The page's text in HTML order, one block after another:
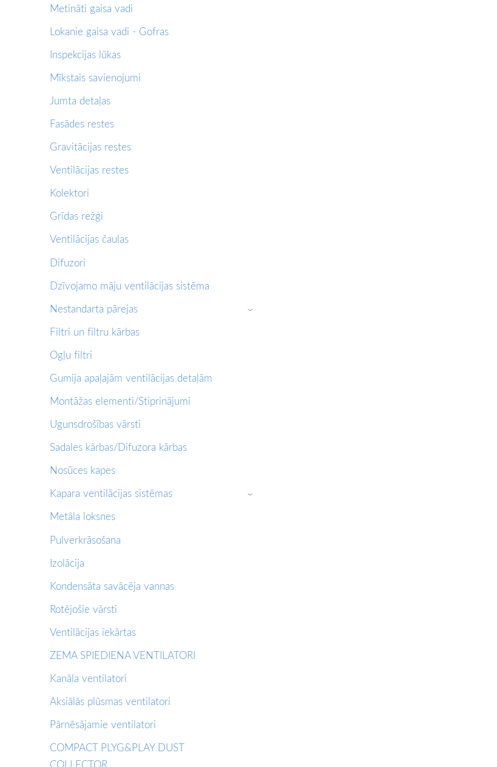
Metināti gaisa vadi
Lokanie gaisa vadi - Gofras
Inspekcijas lūkas
Mīkstais savienojumi
Jumta detaļas
Fasādes restes
Gravitācijas restes
Ventilācijas restes
Kolektori
Grīdas režģi
Ventilācijas čaulas
Difuzori
Dzīvojamo māju ventilācijas sistēma
Nestandarta pārejas
›
Filtri un filtru kārbas
Ogļu filtri
Gumija apaļajām ventilācijas detaļām
Montāžas elementi/Stiprinājumi
Ugunsdrošības vārsti
Sadales kārbas/Difuzora kārbas
Nosūces kapes
Kapara ventilācijas sistēmas
›
Metāla loksnes
Pulverkrāsošana
Izolācija
Kondensāta savācēja vannas
Rotējošie vārsti
Ventilācijas iekārtas
ZEMA SPIEDIENA VENTILATORI
Kanāla ventilatori
Aksiālās plūsmas ventilatori
Pārnēsājamie ventilatori
COMPACT PLYG&PLAY DUST